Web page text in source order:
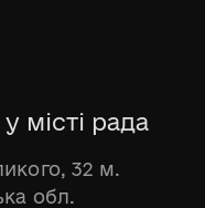
місті рада
32 м.
обл.